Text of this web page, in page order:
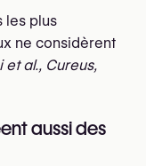
les plus
ne considèrent
et al., Cureus,
aussi des